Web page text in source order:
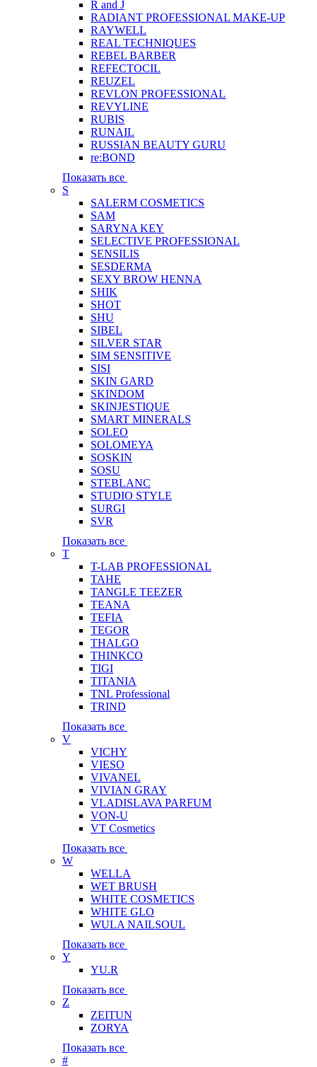
R and J
RADIANT PROFESSIONAL MAKE-UP
RAYWELL
REAL TECHNIQUES
REBEL BARBER
REFECTOCIL
REUZEL
REVLON PROFESSIONAL
REVYLINE
RUBIS
RUNAIL
RUSSIAN BEAUTY GURU
re:BOND
Показать все
S
SALERM COSMETICS
SAM
SARYNA KEY
SELECTIVE PROFESSIONAL
SENSILIS
SESDERMA
SEXY BROW HENNA
SHIK
SHOT
SHU
SIBEL
SILVER STAR
SIM SENSITIVE
SISI
SKIN GARD
SKINDOM
SKINJESTIQUE
SMART MINERALS
SOLEO
SOLOMEYA
SOSKIN
SOSU
STEBLANC
STUDIO STYLE
SURGI
SVR
Показать все
T
T-LAB PROFESSIONAL
TAHE
TANGLE TEEZER
TEANA
TEFIA
TEGOR
THALGO
THINKCO
TIGI
TITANIA
TNL Professional
TRIND
Показать все
V
VICHY
VIESO
VIVANEL
VIVIAN GRAY
VLADISLAVA PARFUM
VON-U
VT Cosmetics
Показать все
W
WELLA
WET BRUSH
WHITE COSMETICS
WHITE GLO
WULA NAILSOUL
Показать все
Y
YU.R
Показать все
Z
ZEITUN
ZORYA
Показать все
#